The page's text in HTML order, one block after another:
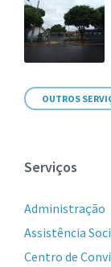
OUTROS
Serviços
Administração
Assistência
Centro de